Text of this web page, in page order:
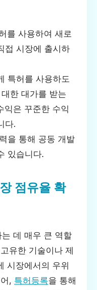
를 사용하여 새로
접 시장에 출시하
특허를 사용하도
한 대가를 받는
익은 꾸준한 수익
다.
을 통해 공동 개발
있습니다.
점유율 확
데 매우 큰 역할
유한 기술이나 제
시장에서의 우위
, 특허등록을 통해